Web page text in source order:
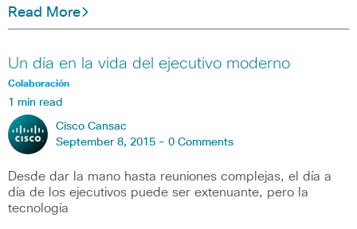
Read More
Un día en la vida del ejecutivo moderno
Colaboración
1 min read
Cisco Cansac
September 8, 2015 - 0 Comments
Desde dar la mano hasta reuniones complejas, el día a
día de los ejecutivos puede ser extenuante, pero la
tecnología